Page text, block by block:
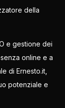
della
e gestione dei
online e a
di Ernesto.it,
potenziale e